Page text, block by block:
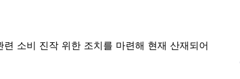
소비 진작 위한 조치를 마련해 현재 산재되어